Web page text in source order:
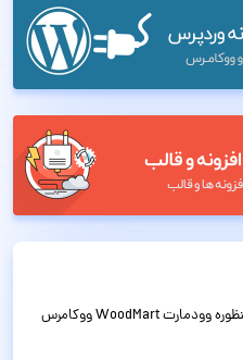
قالب فروشگاهی چندمنظوره وودمارت WoodMart ووکامرس